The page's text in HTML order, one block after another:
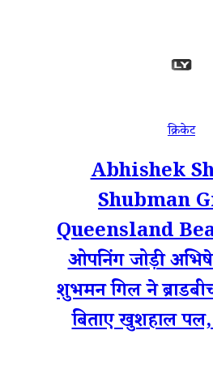
क्रिकेट
Abhishek
Shubman
Queensland
ओपनिंग जोड़ी
शुभमन गिल ने
बिताए खुशहाल